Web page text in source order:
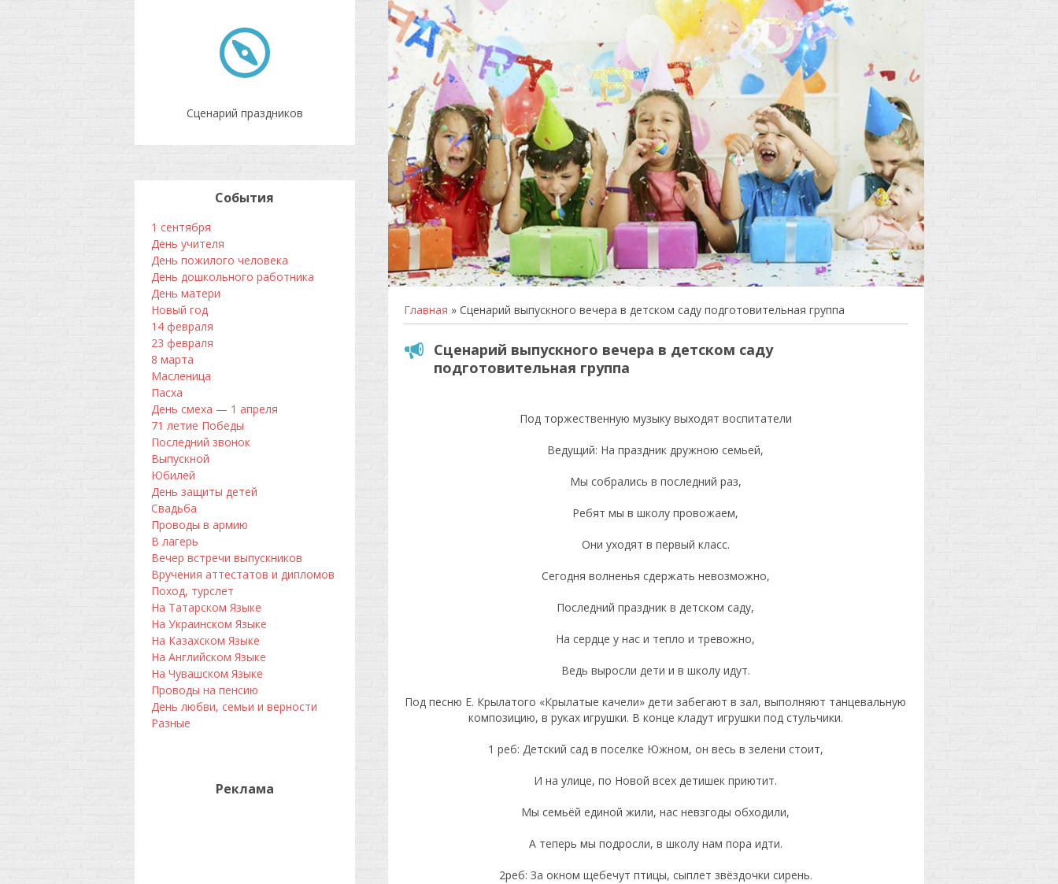
Сценарий праздников
Главная » Сценарий выпускного вечера в детском саду подготовительная группа
Сценарий выпускного вечера в детском саду
подготовительная группа
Под торжественную музыку выходят воспитатели
Ведущий: На праздник дружною семьей,
Мы собрались в последний раз,
Ребят мы в школу провожаем,
Они уходят в первый класс.
Сегодня волненья сдержать невозможно,
Последний праздник в детском саду,
На сердце у нас и тепло и тревожно,
Ведь выросли дети и в школу идут.
Под песню Е. Крылатого «Крылатые качели» дети забегают в зал, выполняют танцевальную
композицию, в руках игрушки. В конце кладут игрушки под стульчики.
1 реб: Детский сад в поселке Южном, он весь в зелени стоит,
И на улице, по Новой всех детишек приютит.
Мы семьёй единой жили, нас невзгоды обходили,
А теперь мы подросли, в школу нам пора идти.
2реб: За окном щебечут птицы, сыплет звёздочки сирень.
События
1 сентября
День учителя
День пожилого человека
День дошкольного работника
День матери
Новый год
14 февраля
23 февраля
8 марта
Масленица
Пасха
День смеха — 1 апреля
71 летие Победы
Последний звонок
Выпускной
Юбилей
День защиты детей
Свадьба
Проводы в армию
В лагерь
Вечер встречи выпускников
Вручения аттестатов и дипломов
Поход, турслет
На Татарском Языке
На Украинском Языке
На Казахском Языке
На Английском Языке
На Чувашском Языке
Проводы на пенсию
День любви, семьи и верности
Разные
Реклама